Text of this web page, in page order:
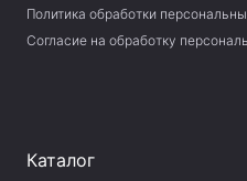
Политика обработки
Согласие на обработку
Каталог